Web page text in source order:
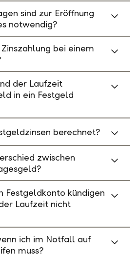
sind zur Eröffnung
notwendig?
bei einem
der Laufzeit
in ein Festgeld
berechnet?
zwischen
Festgeldkonto kündigen
Laufzeit nicht
ich im Notfall auf
muss?